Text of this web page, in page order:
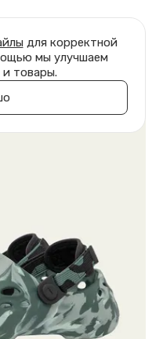
для корректной
мы улучшаем
товары.